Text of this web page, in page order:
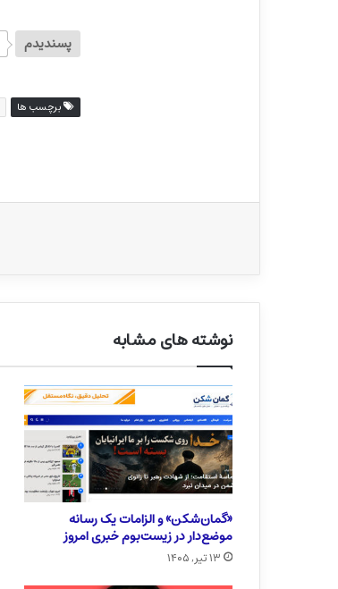
پسندیدم
برچسب ها
نوشته های مشابه
«گمان‌شکن» و الزامات یک رسانه
موضع‌دار در زیست‌بوم خبری امروز
۱۳ تیر, ۱۴۰۵